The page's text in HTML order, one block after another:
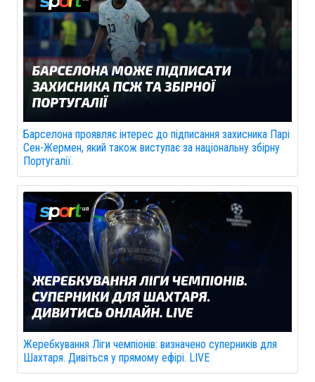
Барселона проявляє інтерес до підписання захисника Парі
Сен-Жермен, який також виступає за національну збірну
Португалії.
Жеребкування Ліги чемпіонів: визначено суперників для
Шахтаря. Дивіться у прямому ефірі. LIVE